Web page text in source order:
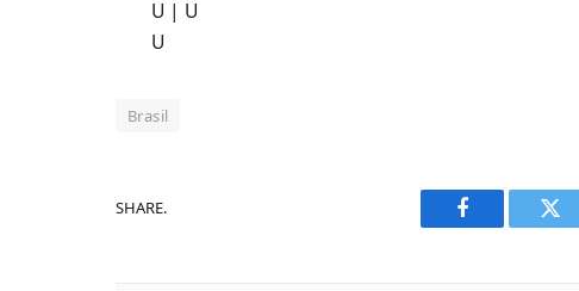
U | U
U
Brasil
SHARE.
Facebook